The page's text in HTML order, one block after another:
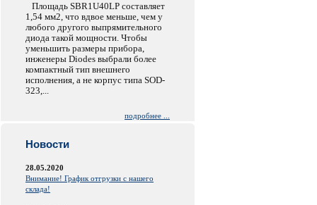
Площадь SBR1U40LP составляет
1,54 мм2, что вдвое меньше, чем у
любого другого выпрямительного
диода такой мощности. Чтобы
уменьшить размеры прибора,
инженеры Diodes выбрали более
компактный тип внешнего
исполнения, а не корпус типа SOD-
323,...
подробнее ...
Новости
28.05.2020
Внимание! График отгрузки с нашего
склада!